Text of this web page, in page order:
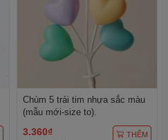
Chùm 5 trái tim nhựa sắc màu
(mẫu mới-size to).
3.360₫ THÊM